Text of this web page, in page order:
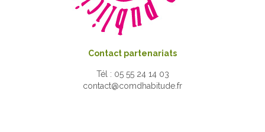
Contact partenariats
Tél : 05 55 24 14 03
contact@comdhabitude.fr